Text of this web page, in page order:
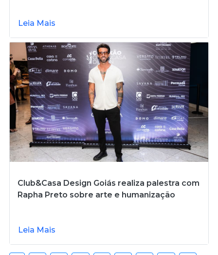
Leia Mais
Club&Casa Design Goiás realiza palestra com
Rapha Preto sobre arte e humanização
Leia Mais